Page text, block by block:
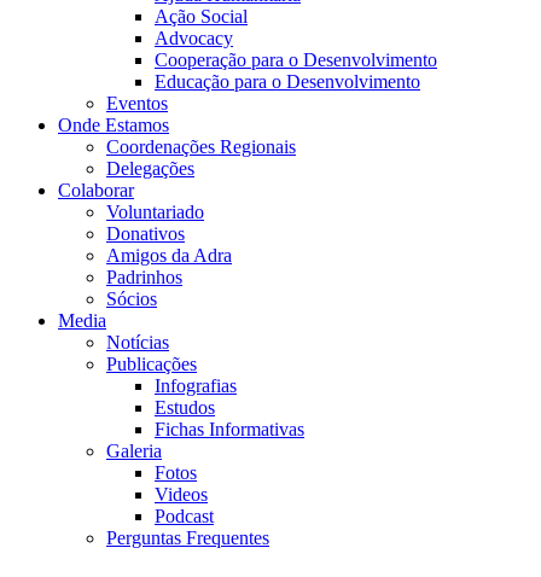
Ação Social
Advocacy
Cooperação para o Desenvolvimento
Educação para o Desenvolvimento
Eventos
Onde Estamos
Coordenações Regionais
Delegações
Colaborar
Voluntariado
Donativos
Amigos da Adra
Padrinhos
Sócios
Media
Notícias
Publicações
Infografias
Estudos
Fichas Informativas
Galeria
Fotos
Videos
Podcast
Perguntas Frequentes